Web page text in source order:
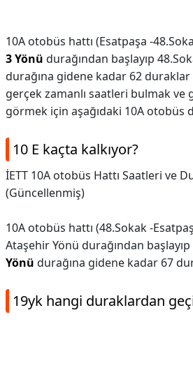
10A otobüs hattı (Esatpaşa -
3 Yönü durağından başlayıp
durağına gidene kadar 62 duraklar
gerçek zamanlı saatleri bulmak ve
görmek için aşağıdaki 10A otobüs
10 E kaçta kalkıyor?
İETT 10A otobüs Hattı Saatleri ve
(Güncellenmiş)
10A otobüs hattı (48.Sokak -
Ataşehir Yönü durağından başlayıp
Yönü durağına gidene kadar 67
19yk hangi duraklardan